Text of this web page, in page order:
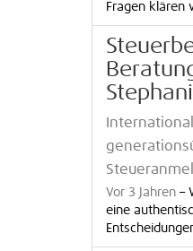
Fragen klären
Vor 3 Jahren –
eine